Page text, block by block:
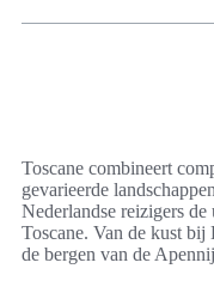
Toscane combineert
gevarieerde
Nederlandse reizigers
Toscane. Van de kust
de bergen van de